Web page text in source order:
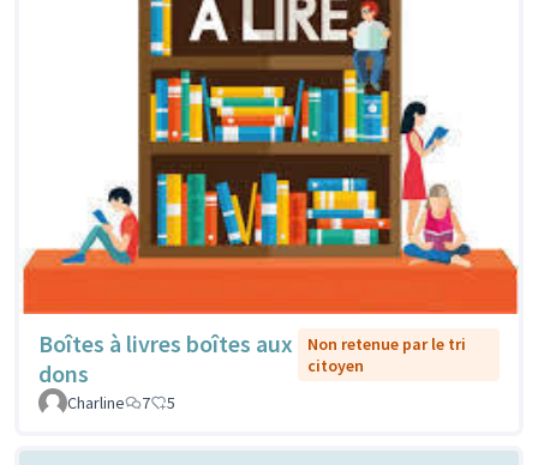
Boîtes à livres boîtes aux
dons
Non retenue par le tri
citoyen
Charline
7 5